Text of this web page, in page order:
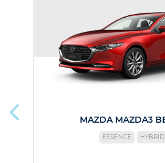
MAZDA MAZDA3
ESSENCE